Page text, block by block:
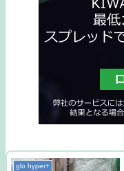
glo hyper+